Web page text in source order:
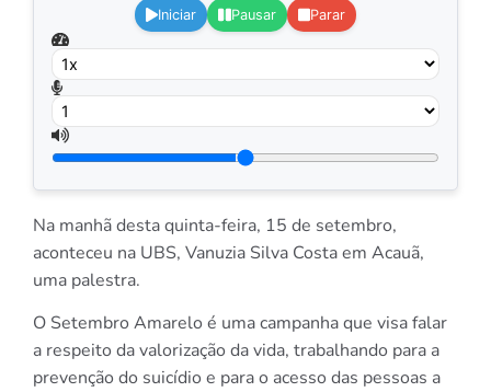
Iniciar Pausar Parar
Na manhã desta quinta-feira, 15 de setembro,
aconteceu na UBS, Vanuzia Silva Costa em Acauã,
uma palestra.
O Setembro Amarelo é uma campanha que visa falar
a respeito da valorização da vida, trabalhando para a
prevenção do suicídio e para o acesso das pessoas a